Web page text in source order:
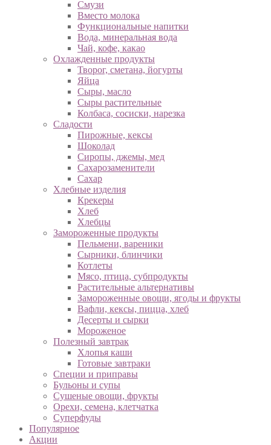
Смузи
Вместо молока
Функциональные напитки
Вода, минеральная вода
Чай, кофе, какао
Охлажденные продукты
Творог, сметана, йогурты
Яйца
Сыры, масло
Сыры растительные
Колбаса, сосиски, нарезка
Сладости
Пирожные, кексы
Шоколад
Сиропы, джемы, мед
Сахарозаменители
Сахар
Хлебные изделия
Крекеры
Хлеб
Хлебцы
Замороженные продукты
Пельмени, вареники
Сырники, блинчики
Котлеты
Мясо, птица, субпродукты
Растительные альтернативы
Замороженные овощи, ягоды и фрукты
Вафли, кексы, пицца, хлеб
Десерты и сырки
Мороженое
Полезный завтрак
Хлопья каши
Готовые завтраки
Специи и приправы
Бульоны и супы
Сушеные овощи, фрукты
Орехи, семена, клетчатка
Суперфуды
Популярное
Акции